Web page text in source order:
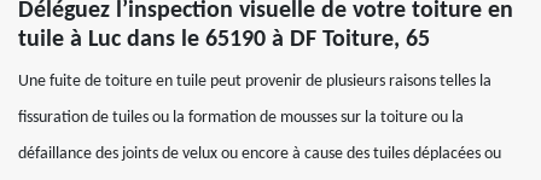
Déléguez l’inspection visuelle de votre toiture en
tuile à Luc dans le 65190 à DF Toiture, 65
Une fuite de toiture en tuile peut provenir de plusieurs raisons telles la
fissuration de tuiles ou la formation de mousses sur la toiture ou la
défaillance des joints de velux ou encore à cause des tuiles déplacées ou